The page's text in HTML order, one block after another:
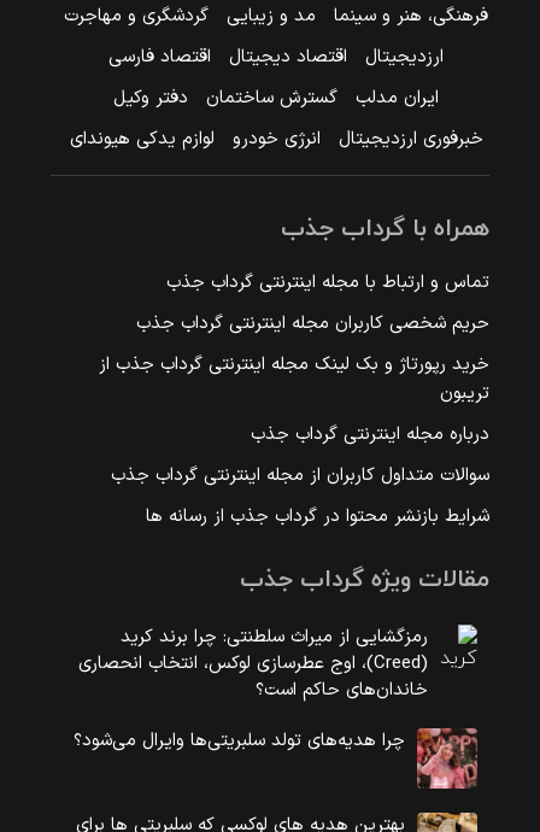
فرهنگی، هنر و سینما
مد و زیبایی
گردشگری و مهاجرت
ارزدیجیتال
اقتصاد دیجیتال
اقتصاد فارسی
ایران مدلب
گسترش ساختمان
دفتر وکیل
خبرفوری ارزدیجیتال
انرژی خودرو لوازم یدکی هیوندای
همراه با گرداب جذب
تماس و ارتباط با مجله اینترنتی گرداب جذب
حریم شخصی کاربران مجله اینترنتی گرداب جذب
خرید رپورتاژ و بک لینک مجله اینترنتی گرداب جذب از
تریبون
درباره مجله اینترنتی گرداب جذب
سوالات متداول کاربران از مجله اینترنتی گرداب جذب
شرایط بازنشر محتوا در گرداب جذب از رسانه ها
مقالات ویژه گرداب جذب
رمزگشایی از میراث سلطنتی: چرا برند کرید
(Creed)، اوج عطرسازی لوکس، انتخاب انحصاری
خاندان‌های حاکم است؟
چرا هدیه‌های تولد سلبریتی‌ها وایرال می‌شود؟
بهترین هدیه های لوکسی که سلبریتی ها برای